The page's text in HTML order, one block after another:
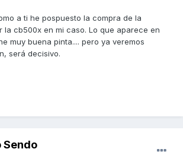
a ti he pospuesto la compra de la
la cb500x en mi caso. Lo que aparece en
muy buena pinta.... pero ya veremos
será decisivo.
Sendo